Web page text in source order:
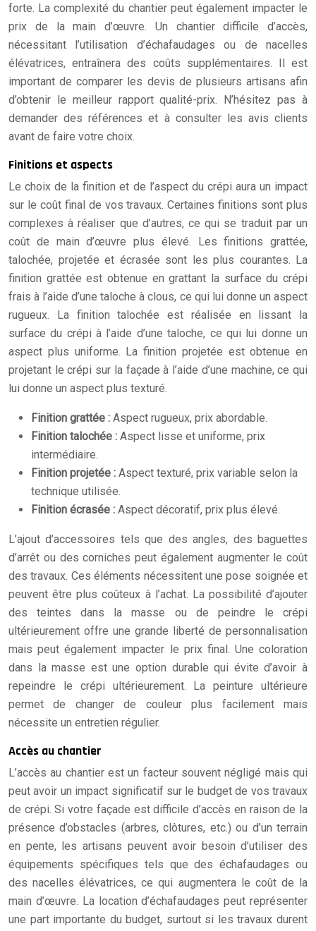
forte. La complexité du chantier peut également impacter le
prix de la main d’œuvre. Un chantier difficile d’accès,
nécessitant l’utilisation d’échafaudages ou de nacelles
élévatrices, entraînera des coûts supplémentaires. Il est
important de comparer les devis de plusieurs artisans afin
d’obtenir le meilleur rapport qualité-prix. N’hésitez pas à
demander des références et à consulter les avis clients
avant de faire votre choix.
Finitions et aspects
Le choix de la finition et de l’aspect du crépi aura un impact
sur le coût final de vos travaux. Certaines finitions sont plus
complexes à réaliser que d’autres, ce qui se traduit par un
coût de main d’œuvre plus élevé. Les finitions grattée,
talochée, projetée et écrasée sont les plus courantes. La
finition grattée est obtenue en grattant la surface du crépi
frais à l’aide d’une taloche à clous, ce qui lui donne un aspect
rugueux. La finition talochée est réalisée en lissant la
surface du crépi à l’aide d’une taloche, ce qui lui donne un
aspect plus uniforme. La finition projetée est obtenue en
projetant le crépi sur la façade à l’aide d’une machine, ce qui
lui donne un aspect plus texturé.
Finition grattée : Aspect rugueux, prix abordable.
Finition talochée : Aspect lisse et uniforme, prix
intermédiaire.
Finition projetée : Aspect texturé, prix variable selon la
technique utilisée.
Finition écrasée : Aspect décoratif, prix plus élevé.
L’ajout d’accessoires tels que des angles, des baguettes
d’arrêt ou des corniches peut également augmenter le coût
des travaux. Ces éléments nécessitent une pose soignée et
peuvent être plus coûteux à l’achat. La possibilité d’ajouter
des teintes dans la masse ou de peindre le crépi
ultérieurement offre une grande liberté de personnalisation
mais peut également impacter le prix final. Une coloration
dans la masse est une option durable qui évite d’avoir à
repeindre le crépi ultérieurement. La peinture ultérieure
permet de changer de couleur plus facilement mais
nécessite un entretien régulier.
Accès au chantier
L’accès au chantier est un facteur souvent négligé mais qui
peut avoir un impact significatif sur le budget de vos travaux
de crépi. Si votre façade est difficile d’accès en raison de la
présence d’obstacles (arbres, clôtures, etc.) ou d’un terrain
en pente, les artisans peuvent avoir besoin d’utiliser des
équipements spécifiques tels que des échafaudages ou
des nacelles élévatrices, ce qui augmentera le coût de la
main d’œuvre. La location d’échafaudages peut représenter
une part importante du budget, surtout si les travaux durent